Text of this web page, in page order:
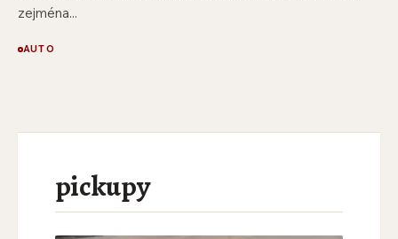
zejména...
AUTO
pickupy